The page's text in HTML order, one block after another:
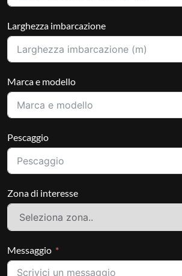
Larghezza imbarcazione
Marca e modello
Pescaggio
Zona di interesse
Messaggio